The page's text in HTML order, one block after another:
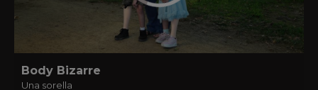
Body Bizarre
Una sorella